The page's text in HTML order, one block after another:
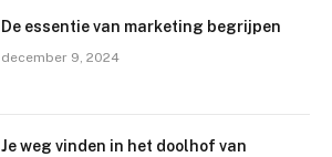
De essentie van marketing begrijpen
december 9, 2024
Je weg vinden in het doolhof van